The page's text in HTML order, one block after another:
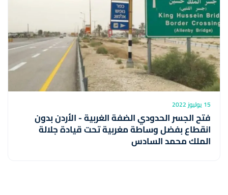
15 يوليوز 2022
فتح الجسر الحدودي الضفة الغربية - الأردن بدون
انقطاع بفضل وساطة مغربية تحت قيادة جلالة
الملك محمد السادس